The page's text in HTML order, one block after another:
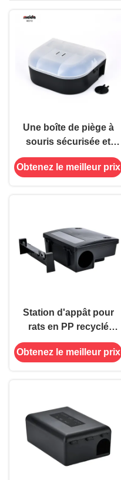
Une boîte de piège à
souris sécurisée et
semi-transparente
Obtenez le meilleur prix
Station d'appât pour
rats en PP recyclé
Boîte de rat Tueur de
rongeurs Trappeur de
Obtenez le meilleur prix